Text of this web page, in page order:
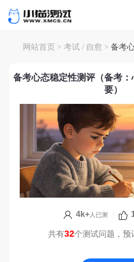
网站首页 > 考试 / 自愈 > 备考心态稳定
备考心态稳定性测评（备考
要）
4k+人已测
共有32个测试问题，预